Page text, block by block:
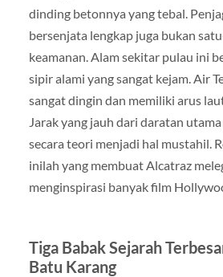
dinding betonnya yang tebal.
bersenjata lengkap juga bukan
keamanan. Alam sekitar pulau ini
sipir alami yang sangat kejam. Air
sangat dingin dan memiliki arus
Jarak yang jauh dari daratan
secara teori menjadi hal mustahil.
inilah yang membuat Alcatraz
menginspirasi banyak film
Tiga Babak Sejarah
Batu Karang